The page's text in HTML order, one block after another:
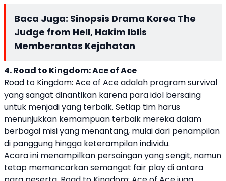
Baca Juga: Sinopsis Drama Korea The
Judge from Hell, Hakim Iblis
Memberantas Kejahatan
4. Road to Kingdom: Ace of Ace
Road to Kingdom: Ace of Ace adalah program survival
yang sangat dinantikan karena para idol bersaing
untuk menjadi yang terbaik. Setiap tim harus
menunjukkan kemampuan terbaik mereka dalam
berbagai misi yang menantang, mulai dari penampilan
di panggung hingga keterampilan individu.
Acara ini menampilkan persaingan yang sengit, namun
tetap memancarkan semangat fair play di antara